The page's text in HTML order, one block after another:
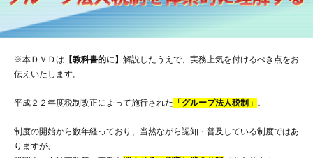
※本ＤＶＤは 【教科書的に】 解説したうえで、実務上気を付けるべき点をお
伝えいたします。
平成２２年度税制改正によって施行された 「グループ法人税制」 。
制度の開始から数年経っており、当然ながら認知・普及している制度ではあ
りますが、